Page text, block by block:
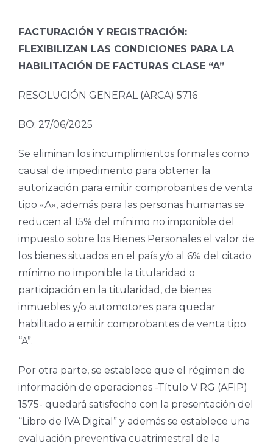
FACTURACIÓN Y REGISTRACIÓN:
FLEXIBILIZAN LAS CONDICIONES PARA LA
HABILITACIÓN DE FACTURAS CLASE “A”
RESOLUCIÓN GENERAL (ARCA) 5716
BO: 27/06/2025
Se eliminan los incumplimientos formales como
causal de impedimento para obtener la
autorización para emitir comprobantes de venta
tipo «A», además para las personas humanas se
reducen al 15% del mínimo no imponible del
impuesto sobre los Bienes Personales el valor de
los bienes situados en el país y/o al 6% del citado
mínimo no imponible la titularidad o
participación en la titularidad, de bienes
inmuebles y/o automotores para quedar
habilitado a emitir comprobantes de venta tipo
“A”.
Por otra parte, se establece que el régimen de
información de operaciones -Título V RG (AFIP)
1575- quedará satisfecho con la presentación del
“Libro de IVA Digital” y además se establece una
evaluación preventiva cuatrimestral de la